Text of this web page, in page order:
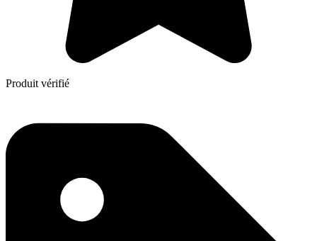
Produit vérifié